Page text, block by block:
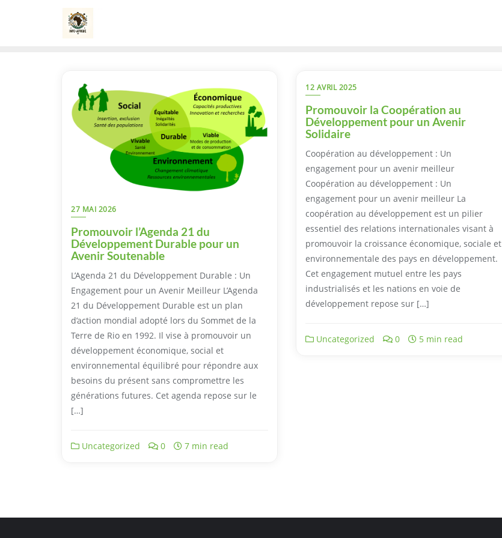
27 MAI 2026
Promouvoir l’Agenda 21 du
Développement Durable pour un
Avenir Soutenable
L’Agenda 21 du Développement Durable : Un
Engagement pour un Avenir Meilleur L’Agenda
21 du Développement Durable est un plan
d’action mondial adopté lors du Sommet de la
Terre de Rio en 1992. Il vise à promouvoir un
développement économique, social et
environnemental équilibré pour répondre aux
besoins du présent sans compromettre les
générations futures. Cet agenda repose sur le
[…]
Uncategorized 0 7 min read
12 AVRIL 2025
Promouvoir la Coopération au
Développement pour un Avenir
Solidaire
Coopération au développement : Un
engagement pour un avenir meilleur
Coopération au développement : Un
engagement pour un avenir meilleur La
coopération au développement est un pilier
essentiel des relations internationales visant à
promouvoir la croissance économique, sociale et
environnementale des pays en développement.
Cet engagement mutuel entre les pays
industrialisés et les nations en voie de
développement repose sur […]
Uncategorized 0 5 min read